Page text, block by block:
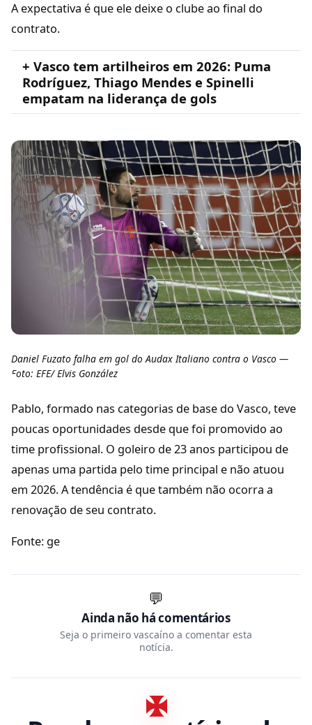
A expectativa é que ele deixe o clube ao final do
contrato.
+ Vasco tem artilheiros em 2026: Puma
Rodríguez, Thiago Mendes e Spinelli
empatam na liderança de gols
Daniel Fuzato falha em gol do Audax Italiano contra o Vasco —
Foto: EFE/ Elvis González
Pablo, formado nas categorias de base do Vasco, teve
poucas oportunidades desde que foi promovido ao
time profissional. O goleiro de 23 anos participou de
apenas uma partida pelo time principal e não atuou
em 2026. A tendência é que também não ocorra a
renovação de seu contrato.
Fonte: ge
💬
Ainda não há comentários
Seja o primeiro vascaíno a comentar esta
notícia.